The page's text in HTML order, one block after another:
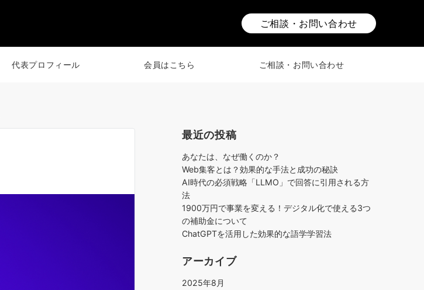
ご相談・お問い合わせ
代表プロフィール 会員はこちら ご相談・お問い合わせ
最近の投稿
あなたは、なぜ働くのか？
Web集客とは？効果的な手法と成功の秘訣
AI時代の必須戦略「LLMO」で回答に引用される方
法
1900万円で事業を変える！デジタル化で使える3つ
の補助金について
ChatGPTを活用した効果的な語学学習法
アーカイブ
2025年8月